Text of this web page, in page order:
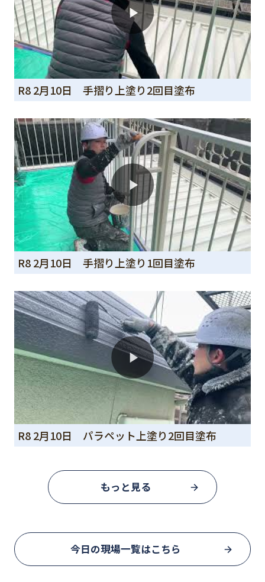
R8 2月10日 手摺り上塗り2回目塗布
R8 2月10日 手摺り上塗り1回目塗布
R8 2月10日 パラペット上塗り2回目塗布
もっと見る
今日の現場一覧はこちら